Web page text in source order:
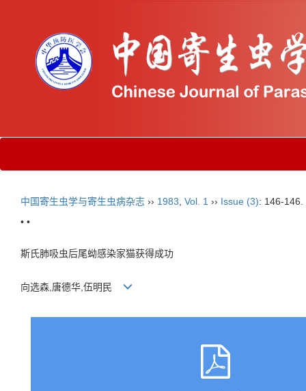
中国寄生虫学与寄生虫病杂志 ›› 1983 Vol. 1 ›› Issue (3): 146-146.
• •
斯氏肺吸虫后尾蚴感染家猫获得成功
向选森,唐德华,伍明民